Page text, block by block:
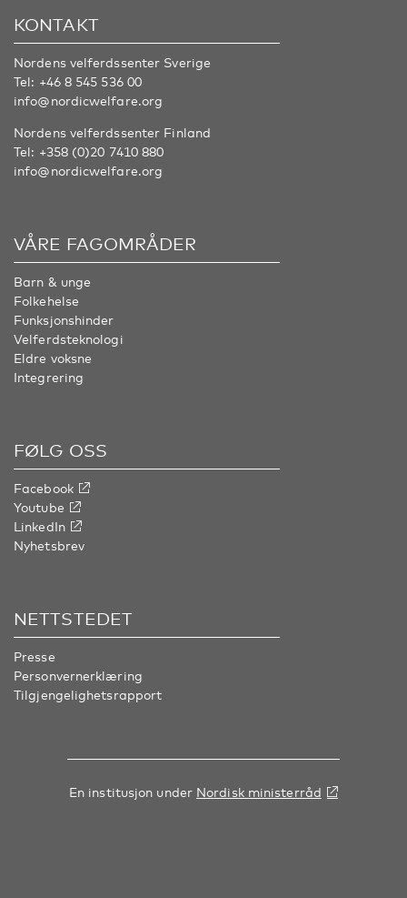
KONTAKT
Nordens velferdssenter Sverige
Tel: +46 8 545 536 00
info@nordicwelfare.org
Nordens velferdssenter Finland
Tel: +358 (0)20 7410 880
info@nordicwelfare.org
VÅRE FAGOMRÅDER
Barn & unge
Folkehelse
Funksjonshinder
Velferdsteknologi
Eldre voksne
Integrering
FØLG OSS
Facebook
Youtube
LinkedIn
Nyhetsbrev
NETTSTEDET
Presse
Personvernerklæring
Tilgjengelighetsrapport
En institusjon under Nordisk ministerråd